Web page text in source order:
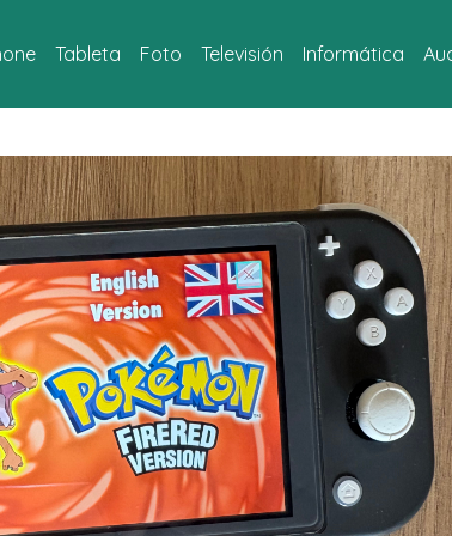
Tableta Foto Televisión Informática